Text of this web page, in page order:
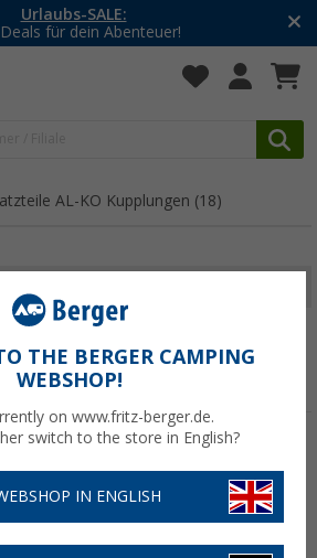
Urlaubs-SALE:
für dein Abenteuer!
AL-KO Kupplungen (18)
KO KUPPLUNGEN
THE BERGER CAMPING
WEBSHOP!
on www.fritz-berger.de.
switch to the store in English?
IN ENGLISH